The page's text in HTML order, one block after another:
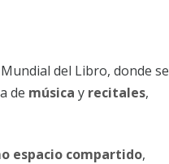
del Libro, donde se
de música y recitales,
espacio compartido,